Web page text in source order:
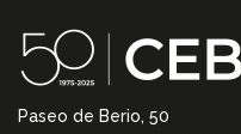
Paseo de Berio, 50